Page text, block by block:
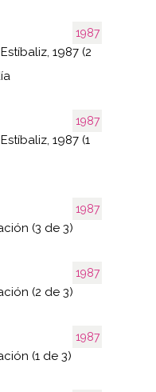
1987
1987 (2
1987
1987 (1
1987
(3 de 3)
1987
(2 de 3)
1987
(1 de 3)